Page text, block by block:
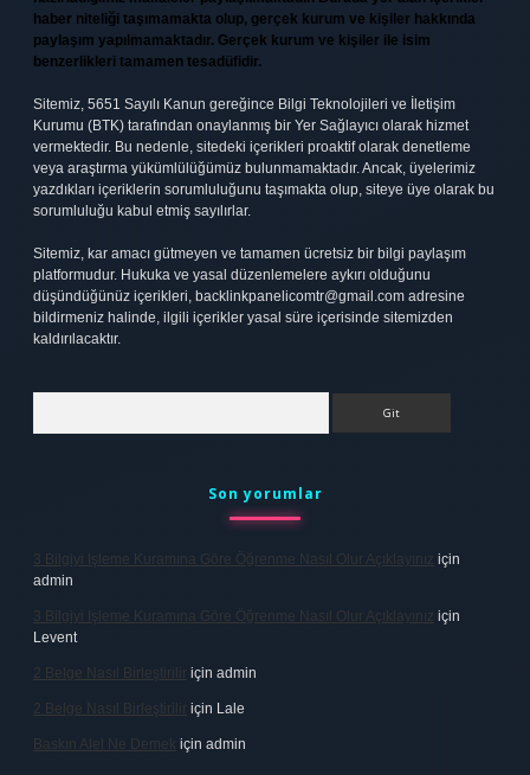
haber niteliği taşımamakta olup, gerçek kurum ve kişiler hakkında
paylaşım yapılmamaktadır. Gerçek kurum ve kişiler ile isim
benzerlikleri tamamen tesadüfidir.
Sitemiz, 5651 Sayılı Kanun gereğince Bilgi Teknolojileri ve İletişim
Kurumu (BTK) tarafından onaylanmış bir Yer Sağlayıcı olarak hizmet
vermektedir. Bu nedenle, sitedeki içerikleri proaktif olarak denetleme
veya araştırma yükümlülüğümüz bulunmamaktadır. Ancak, üyelerimiz
yazdıkları içeriklerin sorumluluğunu taşımakta olup, siteye üye olarak bu
sorumluluğu kabul etmiş sayılırlar.
Sitemiz, kar amacı gütmeyen ve tamamen ücretsiz bir bilgi paylaşım
platformudur. Hukuka ve yasal düzenlemelere aykırı olduğunu
düşündüğünüz içerikleri, backlinkpanelicomtr@gmail.com adresine
bildirmeniz halinde, ilgili içerikler yasal süre içerisinde sitemizden
kaldırılacaktır.
Son yorumlar
3 Bilgiyi Işleme Kuramına Göre Öğrenme Nasıl Olur Açıklayınız için
admin
3 Bilgiyi Işleme Kuramına Göre Öğrenme Nasıl Olur Açıklayınız için
Levent
2 Belge Nasıl Birleştirilir için admin
2 Belge Nasıl Birleştirilir için Lale
Baskın Alel Ne Demek için admin